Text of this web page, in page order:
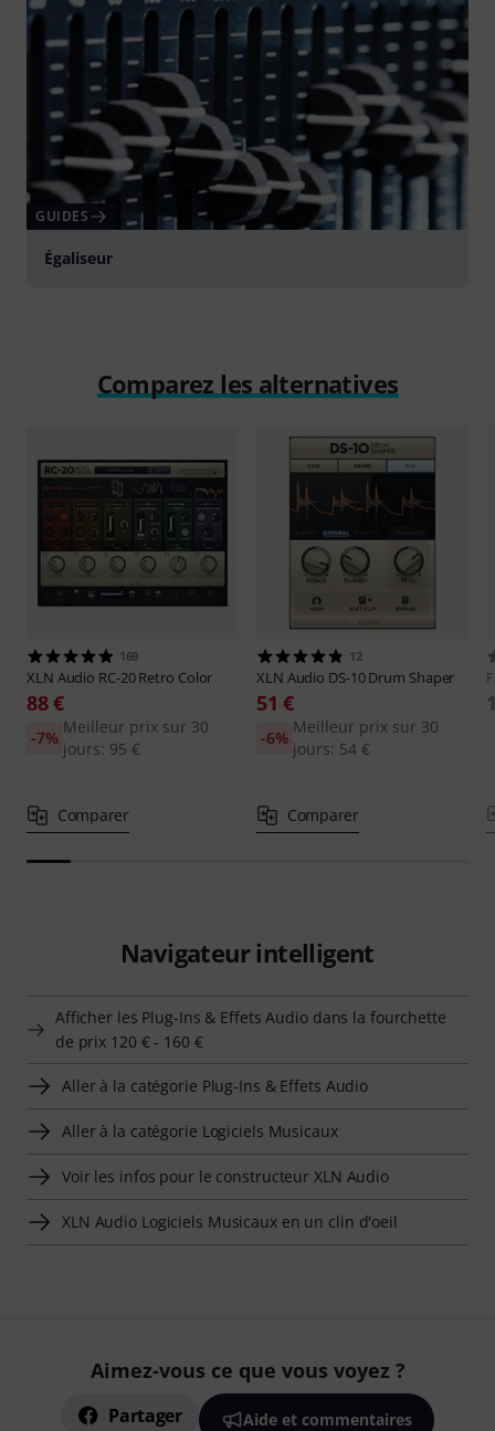
GUIDES
Égaliseur
Comparez les alternatives
169
XLN Audio RC-20 Retro Color
88 €
Meilleur prix sur 30
jours: 95 €
-7%
Comparer
12
XLN Audio DS-10 Drum Shaper
51 €
Meilleur prix sur 30
jours: 54 €
-6%
Comparer
Navigateur intelligent
Afficher les Plug-Ins & Effets Audio dans la fourchette
de prix 120 € - 160 €
Aller à la catégorie Plug-Ins & Effets Audio
Aller à la catégorie Logiciels Musicaux
Voir les infos pour le constructeur XLN Audio
XLN Audio Logiciels Musicaux en un clin d'oeil
Aimez-vous ce que vous voyez ?
Partager Aide et commentaires